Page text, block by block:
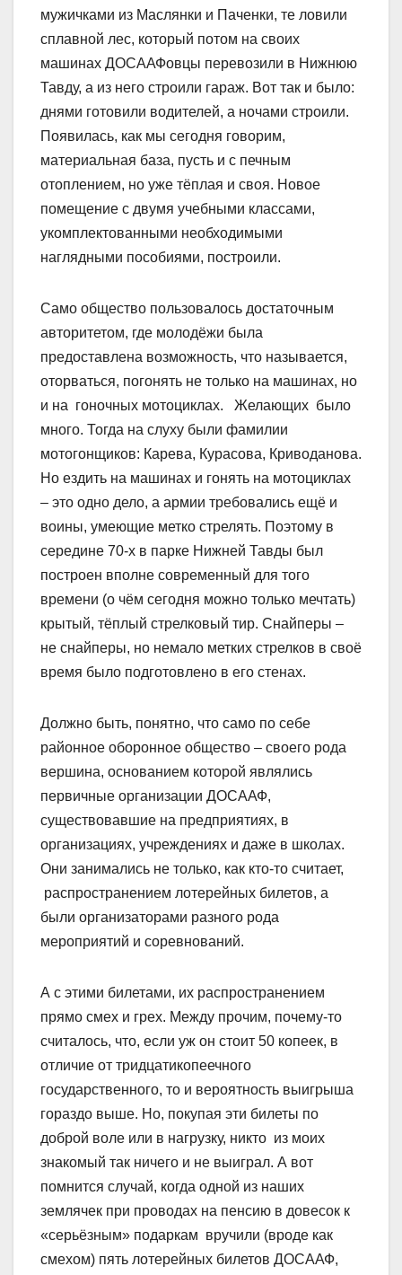
мужичками из Маслянки и Паченки, те ловили
сплавной лес, который потом на своих
машинах ДОСААФовцы перевозили в Нижнюю
Тавду, а из него строили гараж. Вот так и было:
днями готовили водителей, а ночами строили.
Появилась, как мы сегодня говорим,
материальная база, пусть и с печным
отоплением, но уже тёплая и своя. Новое
помещение с двумя учебными классами,
укомплектованными необходимыми
наглядными пособиями, построили.
Само общество пользовалось достаточным
авторитетом, где молодёжи была
предоставлена возможность, что называется,
оторваться, погонять не только на машинах, но
и на гоночных мотоциклах. Желающих было
много. Тогда на слуху были фамилии
мотогонщиков: Карева, Курасова, Криводанова.
Но ездить на машинах и гонять на мотоциклах
– это одно дело, а армии требовались ещё и
воины, умеющие метко стрелять. Поэтому в
середине 70-х в парке Нижней Тавды был
построен вполне современный для того
времени (о чём сегодня можно только мечтать)
крытый, тёплый стрелковый тир. Снайперы –
не снайперы, но немало метких стрелков в своё
время было подготовлено в его стенах.
Должно быть, понятно, что само по себе
районное оборонное общество – своего рода
вершина, основанием которой являлись
первичные организации ДОСААФ,
существовавшие на предприятиях, в
организациях, учреждениях и даже в школах.
Они занимались не только, как кто-то считает,
распространением лотерейных билетов, а
были организаторами разного рода
мероприятий и соревнований.
А с этими билетами, их распространением
прямо смех и грех. Между прочим, почему-то
считалось, что, если уж он стоит 50 копеек, в
отличие от тридцатикопеечного
государственного, то и вероятность выигрыша
гораздо выше. Но, покупая эти билеты по
доброй воле или в нагрузку, никто из моих
знакомый так ничего и не выиграл. А вот
помнится случай, когда одной из наших
землячек при проводах на пенсию в довесок к
«серьёзным» подаркам вручили (вроде как
смехом) пять лотерейных билетов ДОСААФ,